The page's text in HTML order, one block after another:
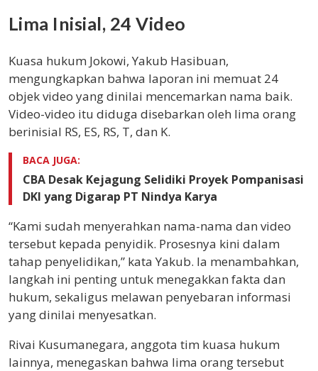
Lima Inisial, 24 Video
Kuasa hukum Jokowi, Yakub Hasibuan,
mengungkapkan bahwa laporan ini memuat 24
objek video yang dinilai mencemarkan nama baik.
Video-video itu diduga disebarkan oleh lima orang
berinisial RS, ES, RS, T, dan K.
BACA JUGA:
CBA Desak Kejagung Selidiki Proyek Pompanisasi
DKI yang Digarap PT Nindya Karya
“Kami sudah menyerahkan nama-nama dan video
tersebut kepada penyidik. Prosesnya kini dalam
tahap penyelidikan,” kata Yakub. Ia menambahkan,
langkah ini penting untuk menegakkan fakta dan
hukum, sekaligus melawan penyebaran informasi
yang dinilai menyesatkan.
Rivai Kusumanegara, anggota tim kuasa hukum
lainnya, menegaskan bahwa lima orang tersebut